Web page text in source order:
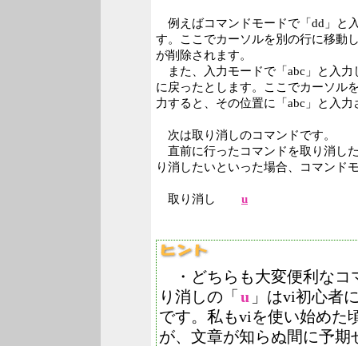
例えばコマンドモードで「dd」と
す。ここでカーソルを別の行に移動
が削除されます。
また、入力モードで「abc」と入力
に戻ったとします。ここでカーソル
力すると、その位置に「abc」と入力
次は取り消しのコマンドです。
直前に行ったコマンドを取り消し
り消したいといった場合、コマンド
取り消し u
・どちらも大変便利なコ
り消しの「 u 」はvi初心者
です。私もviを使い始めた
が、文章が知らぬ間に予期